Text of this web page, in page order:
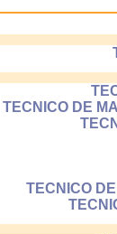
TECNICO DE
TECNICO